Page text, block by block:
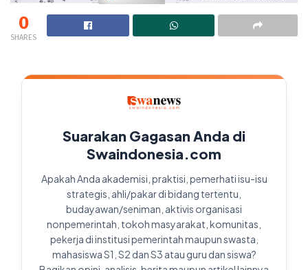
0
SHARES
Suarakan Gagasan Anda di
Swaindonesia.com
Apakah Anda akademisi, praktisi, pemerhati isu-isu
strategis, ahli/pakar di bidang tertentu,
budayawan/seniman, aktivis organisasi
nonpemerintah, tokoh masyarakat, komunitas,
pekerja di institusi pemerintah maupun swasta,
mahasiswa S1, S2 dan S3 atau guru dan siswa?